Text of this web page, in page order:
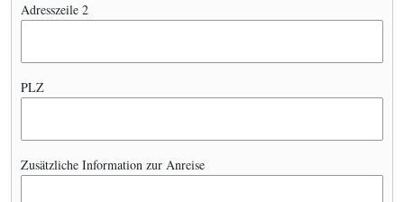
Adresszeile 2
PLZ
Zusätzliche Information zur Anreise